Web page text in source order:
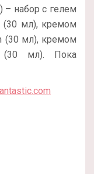
– набор с гелем
(30 мл), кремом
(30 мл), кремом
(30 мл). Пока